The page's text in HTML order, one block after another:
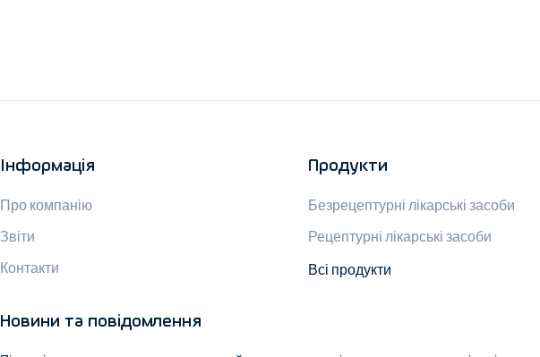
Інформація
Про компанію
Звіти
Контакти
Продукти
Безрецептурні лікарські засоби
Рецептурні лікарські засоби
Всі продукти
Новини та повідомлення